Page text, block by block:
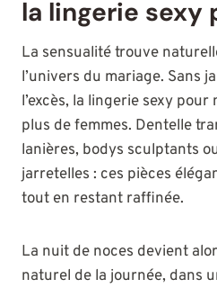
la lingerie sexy
La sensualité trouve
l’univers du mariage. Sans
l’excès, la lingerie sexy
plus de femmes. Dentelle
lanières, bodys sculptants
jarretelles : ces pièces
tout en restant raffinée.
La nuit de noces devient
naturel de la journée, dans